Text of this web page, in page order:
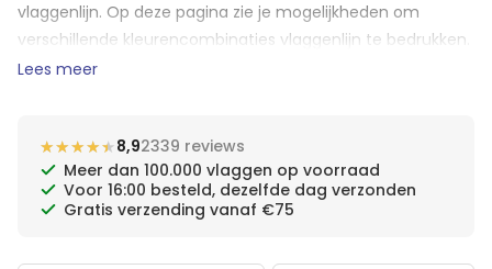
vlaggenlijn. Op deze pagina zie je mogelijkheden om
verschillende kleurencombinaties vlaggenlijn te bedrukken.
Maar ook voor het bedrukken van vlaggenlijn met foto's,
wensen hebt.
Lees meer
★★★★★
★★★★★8,92339 reviews
Meer dan 100.000 vlaggen op voorraad
Voor 16:00 besteld, dezelfde dag verzonden
Gratis verzending vanaf €75